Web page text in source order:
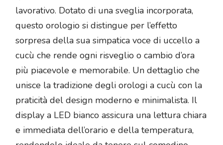
lavorativo. Dotato di una sveglia incorporata,
questo orologio si distingue per l’effetto
sorpresa della sua simpatica voce di uccello a
cucù che rende ogni risveglio o cambio d’ora
più piacevole e memorabile. Un dettaglio che
unisce la tradizione degli orologi a cucù con la
praticità del design moderno e minimalista. Il
display a LED bianco assicura una lettura chiara
e immediata dell’orario e della temperatura,